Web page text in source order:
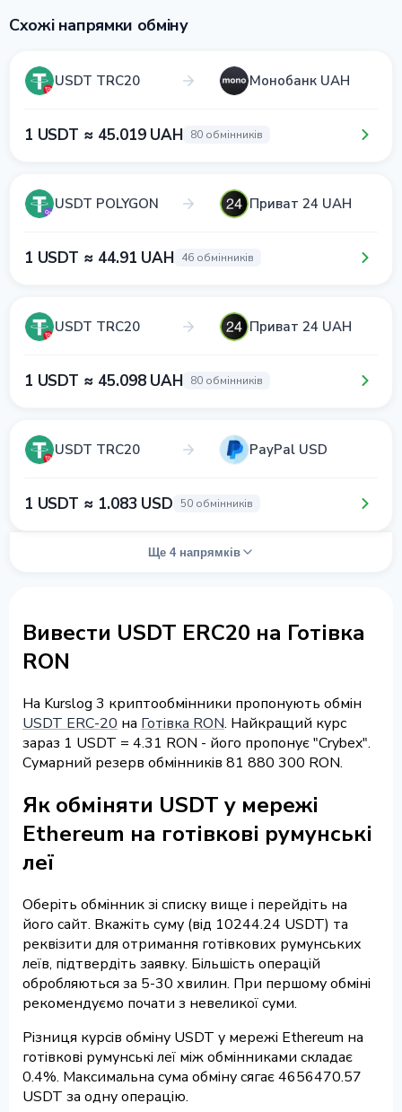
Схожі напрямки обміну
USDT TRC20 Монобанк UAH
1 USDT ≈ 45.019 UAH 80 обмінників
USDT POLYGON Приват 24 UAH
1 USDT ≈ 44.91 UAH 46 обмінників
USDT TRC20 Приват 24 UAH
1 USDT ≈ 45.098 UAH 80 обмінників
USDT TRC20 PayPal USD
1 USDT ≈ 1.083 USD 50 обмінників
Ще 4 напрямків
Вивести USDT ERC20 на Готівка
RON
На Kurslog 3 криптообмінники пропонують обмін
USDT ERC-20 на Готівка RON. Найкращий курс
зараз 1 USDT = 4.31 RON - його пропонує "Crybex".
Сумарний резерв обмінників 81 880 300 RON.
Як обміняти USDT у мережі
Ethereum на готівкові румунські
леї
Оберіть обмінник зі списку вище і перейдіть на
його сайт. Вкажіть суму (від 10244.24 USDT) та
реквізити для отримання готівкових румунських
леїв, підтвердіть заявку. Більшість операцій
обробляються за 5-30 хвилин. При першому обміні
рекомендуємо почати з невеликої суми.
Різниця курсів обміну USDT у мережі Ethereum на
готівкові румунські леї між обмінниками складає
0.4%. Максимальна сума обміну сягає 4656470.57
USDT за одну операцію.